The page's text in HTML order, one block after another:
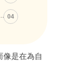
04
像是在為自